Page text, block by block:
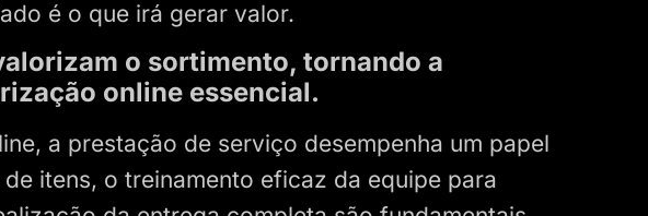
é o que irá gerar valor.
o sortimento, tornando a
online essencial.
a prestação de serviço desempenha um papel
itens, o treinamento eficaz da equipe para